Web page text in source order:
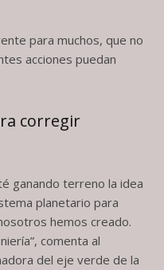
para muchos, que no
acciones puedan
corregir
ganando terreno la idea
planetario para
hemos creado.
comenta al
del eje verde de la